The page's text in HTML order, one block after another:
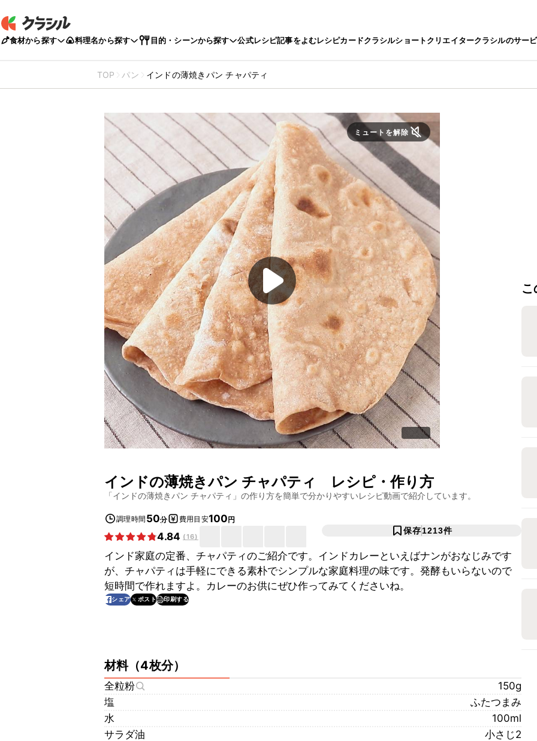
食材から探す 料理名から探す 目的・シーンから探す 公式レシピ記事をよむレシピカードクラシルショートクリエイタークラシルのサー
TOP パン インドの薄焼きパン チャパティ
ミュートを解除
インドの薄焼きパン チャパティ レシピ・作り方
「インドの薄焼きパン チャパティ 」の作り方を簡単で分かりやすいレシピ動画で紹介しています。
調理時間 50分 費用目安100円
4.84 (16)
保存1213件
インド家庭の定番、チャパティのご紹介です。インドカレーといえばナンがおなじみです
が、チャパティは手軽にできる素朴でシンプルな家庭料理の味です。発酵もいらないので
短時間で作れますよ。カレーのお供にぜひ作ってみてくださいね。
シェア ポスト 印刷する
材料（4枚分）
全粒粉
150g
塩
ふたつまみ
水
100ml
サラダ油
小さじ2